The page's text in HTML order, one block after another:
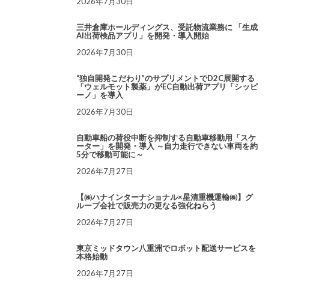
三井倉庫ホールディングス、受託物流業務に 「生成
AI出荷検品アプリ」を開発・導入開始
2026年7月30日
“独自開発こだわり”のサプリメントでD2C展開する
「ウェルモット製薬」がEC自動出荷アプリ「シッピ
ーノ」を導入
2026年7月30日
自動車船の荷役中断を抑制する自動車移動用「スケ
ーター」を開発・導入 ～自力走行できない車両を約
5分で移動可能に～
2026年7月27日
【㈱ハナインターナショナル×星清重機運輸㈱】グ
ループ会社で販売力の更なる強化ねらう
2026年7月27日
東京ミッドタウン八重洲でロボット配送サービスを
本格始動
2026年7月27日